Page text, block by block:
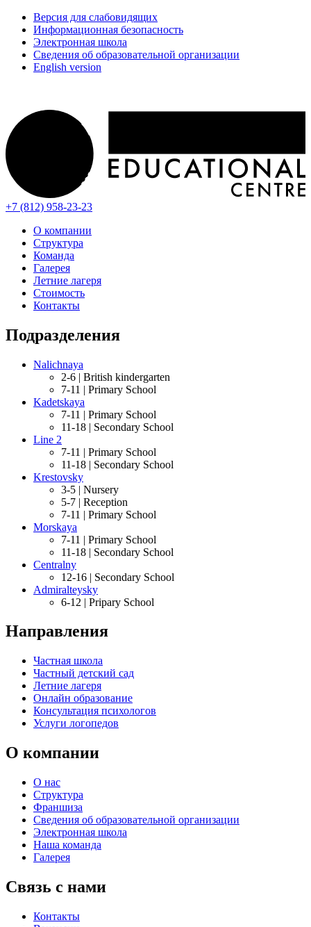
Версия для слабовидящих
Информационная безопасность
Электронная школа
Сведения об образовательной организации
English version
+7 (812) 958-23-23
О компании
Структура
Команда
Галерея
Летние лагеря
Стоимость
Контакты
Подразделения
Nalichnaya
2-6 | British kindergarten
7-11 | Primary School
Kadetskaya
7-11 | Primary School
11-18 | Secondary School
Line 2
7-11 | Primary School
11-18 | Secondary School
Krestovsky
3-5 | Nursery
5-7 | Reception
7-11 | Primary School
Morskaya
7-11 | Primary School
11-18 | Secondary School
Centralny
12-16 | Secondary School
Admiralteysky
6-12 | Pripary School
Направления
Частная школа
Частный детский сад
Летние лагеря
Онлайн образование
Консультация психологов
Услуги логопедов
О компании
О нас
Структура
Франшиза
Сведения об образовательной организации
Электронная школа
Наша команда
Галерея
Связь с нами
Контакты